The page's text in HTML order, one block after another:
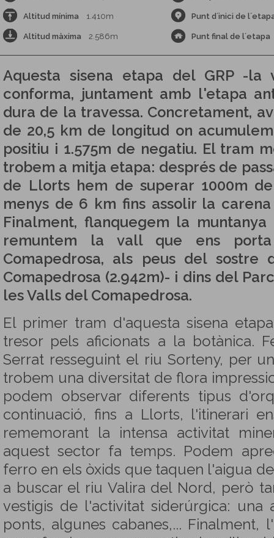
Altitud mínima 1.410m Punt d´inici de
Altitud màxima 2.586m Punt final de l´etapa
Aquesta sisena etapa del GRP -
conforma, juntament amb l'etapa
dura de la travessa. Concretament,
de 20,5 km de longitud on
positiu i 1.575m de negatiu. El tram
trobem a mitja etapa: després de
de Llorts hem de superar 1000m
menys de 6 km fins assolir la
Finalment, flanquegem la
remuntem la vall que ens
Comapedrosa, als peus del sostre
Comapedrosa (2.942m)- i dins del
les Valls del Comapedrosa.
El primer tram d'aquesta sisena
tresor pels aficionats a la botànica.
Serrat resseguint el riu Sorteny, per
trobem una diversitat de flora
podem observar diferents tipus
continuació, fins a Llorts, l'itinerari
rememorant la intensa activitat
aquest sector fa temps. Podem
ferro en els òxids que taquen l'aigua
a buscar el riu Valira del Nord, però
vestigis de l'activitat siderúrgica: una
ponts, algunes cabanes,...